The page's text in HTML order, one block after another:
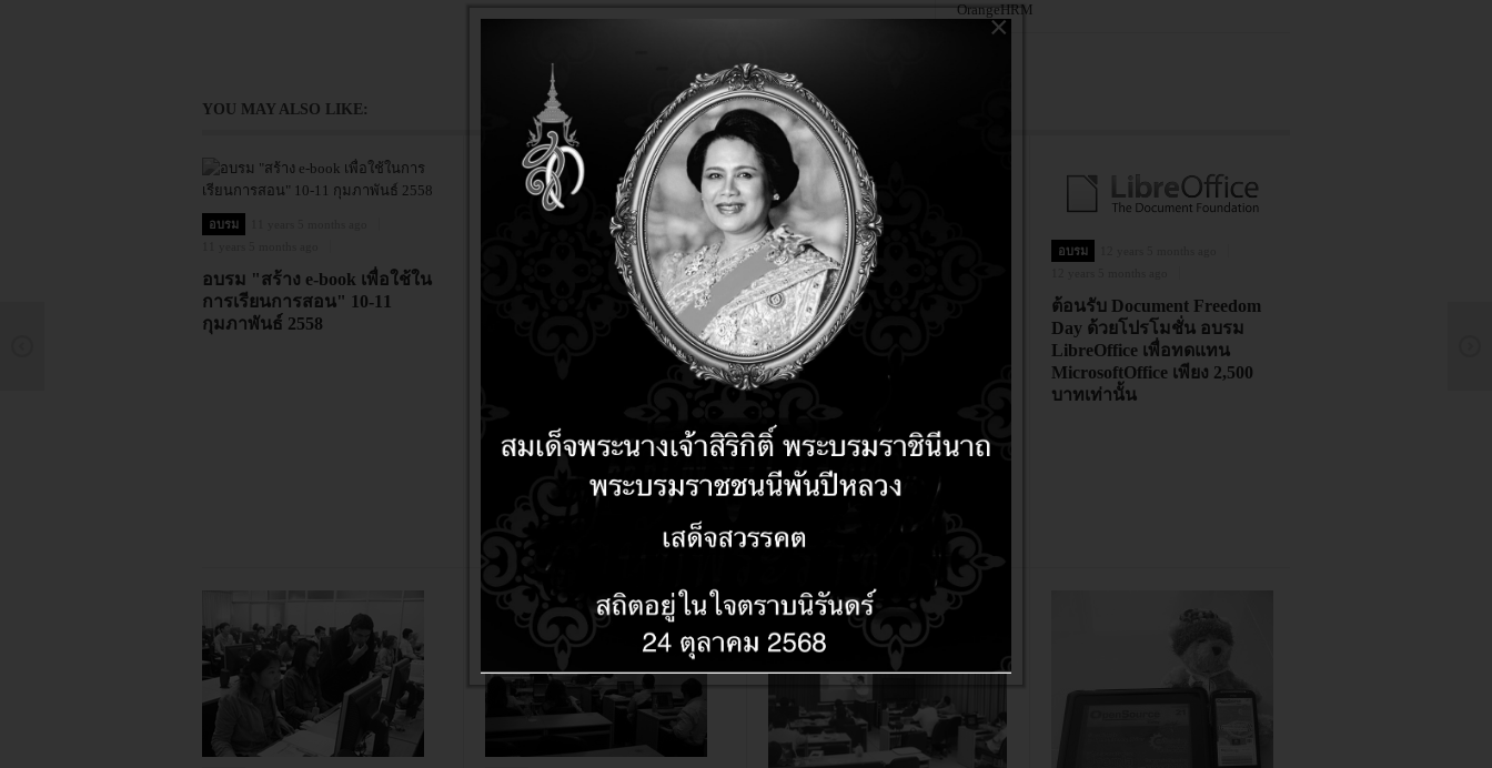
OrangeHRM
YOU MAY ALSO LIKE:
อบรม
อบรม "สร้าง e-book เพื่อใช้ใน
การเรียนการสอน" 10-11
กุมภาพันธ์ 2558
มารับความความรู้กันเถอะ "ใช้
ให้ปลอดภัย" วันที่ 7 ตุลาคม
อบรม
ต้อนรับปิดเทอม อบรม "สร้าง
สื่อการเรียนการสอนบน
Tablet" 26-27 เมษายน 2557
แถมฟรี แท็บเล็ต 3G หน้าจอ 7
สุดท้าย!!!
อบรม
ต้อนรับ Document Freedom
Day ด้วยโปรโมชั่น อบรม
LibreOffice เพื่อทดแทน
MicrosoftOffice เพียง 2,500
บาทเท่านั้น
×